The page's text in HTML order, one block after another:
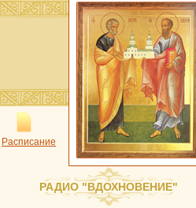
Расписание
РАДИО "ВДОХНОВЕНИЕ"